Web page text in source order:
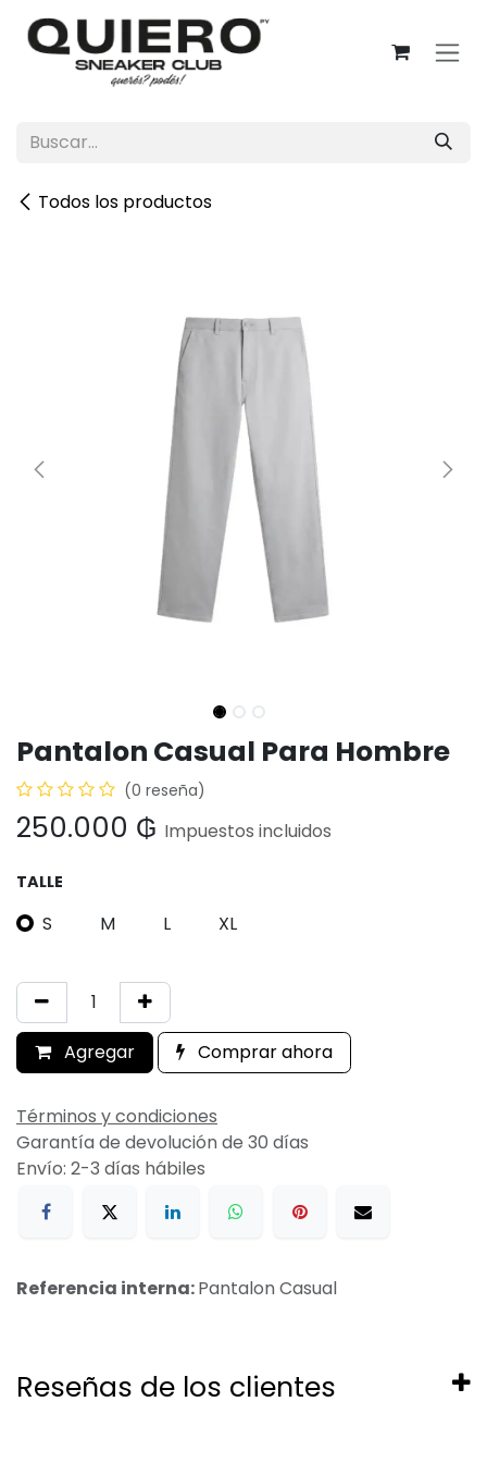
Ir al contenido
Todos los productos
Pantalon Casual Para Hombre
(0 reseña)
250.000 ₲ Impuestos incluidos
TALLE
S M L XL
Agregar Comprar ahora
Términos y condiciones
Garantía de devolución de 30 días
Envío: 2-3 días hábiles
Referencia interna:Pantalon Casual
Reseñas de los clientes